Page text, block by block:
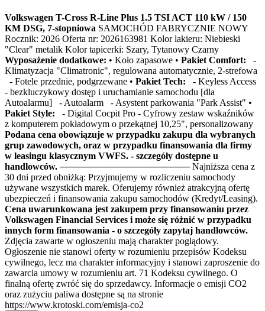
Volkswagen T-Cross R-Line Plus 1.5 TSI ACT 110 kW / 150
KM DSG, 7-stopniowa SAMOCHÓD FABRYCZNIE NOWY
Rocznik: 2026 Oferta nr: 2026163981 Kolor lakieru: Niebieski
"Clear" metalik Kolor tapicerki: Szary, Tytanowy Czarny
Wyposażenie dodatkowe: • Koło zapasowe • Pakiet Comfort: -
Klimatyzacja "Climatronic", regulowana automatycznie, 2-strefowa
- Fotele przednie, podgrzewane • Pakiet Tech: - Keyless Access
- bezkluczykowy dostęp i uruchamianie samochodu [dla
Autoalarmu] - Autoalarm - Asystent parkowania "Park Assist" •
Pakiet Style: - Digital Cocpit Pro - Cyfrowy zestaw wskaźników
z komputerem pokładowym o przekątnej 10,25", personalizowany
Podana cena obowiązuje w przypadku zakupu dla wybranych
grup zawodowych, oraz w przypadku finansowania dla firmy
w leasingu klasycznym VWFS. - szczegóły dostępne u
handlowców. ──────────────────── Najniższa cena z
30 dni przed obniżką: Przyjmujemy w rozliczeniu samochody
używane wszystkich marek. Oferujemy również atrakcyjną ofertę
ubezpieczeń i finansowania zakupu samochodów (Kredyt/Leasing).
Cena uwarunkowana jest zakupem przy finansowaniu przez
Volkswagen Financial Services i może się różnić w przypadku
innych form finansowania - o szczegóły zapytaj handlowców.
Zdjęcia zawarte w ogłoszeniu mają charakter poglądowy.
Ogłoszenie nie stanowi oferty w rozumieniu przepisów Kodeksu
cywilnego, lecz ma charakter informacyjny i stanowi zaproszenie do
zawarcia umowy w rozumieniu art. 71 Kodeksu cywilnego. O
finalną ofertę zwróć się do sprzedawcy. Informacje o emisji CO2
oraz zużyciu paliwa dostępne są na stronie
https://www.krotoski.com/emisja-co2